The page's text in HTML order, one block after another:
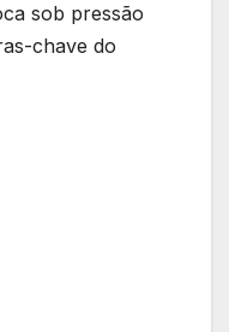
sob pressão
chave do